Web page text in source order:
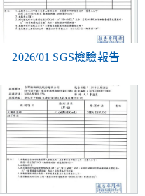
2026/01 SGS檢驗報告